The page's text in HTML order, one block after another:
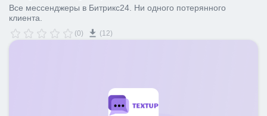
Все мессенджеры в Битрикс24. Ни одного потерянного
клиента.
(0) (12)